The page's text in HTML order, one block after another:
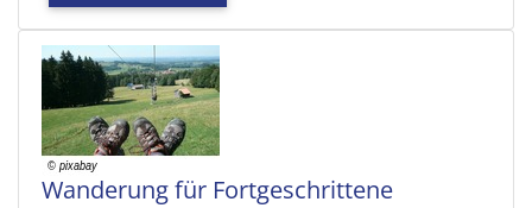
Wanderung für Fortgeschrittene